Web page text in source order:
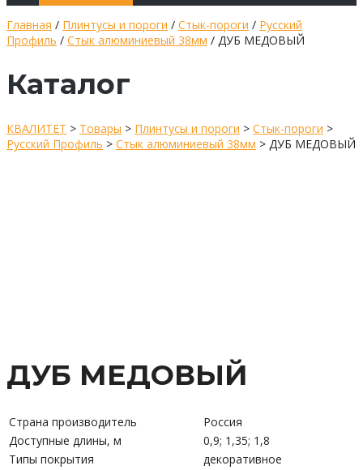
Главная / Плинтусы и пороги / Стык-пороги / Русский
Профиль / Стык алюминиевый 38мм / ДУБ МЕДОВЫЙ
Каталог
КВАЛИТЕТ > Товары > Плинтусы и пороги > Стык-пороги >
Русский Профиль > Стык алюминиевый 38мм > ДУБ МЕДОВЫЙ
ДУБ МЕДОВЫЙ
Страна производитель
Россия
Доступные длины, м
0,9; 1,35; 1,8
Типы покрытия
декоративное